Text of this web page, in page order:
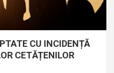
CU INCIDENȚĂ
CETĂȚENILOR